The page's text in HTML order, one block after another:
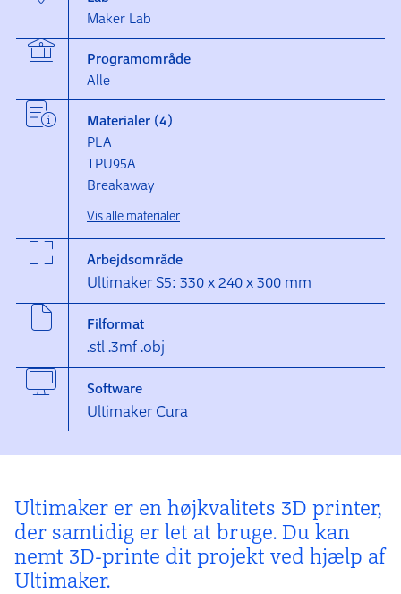
Maker Lab
Programområde
Alle
Materialer (4)
PLA
TPU95A
Breakaway
Vis alle materialer
Arbejdsområde
Ultimaker S5: 330 x 240 x 300 mm
Filformat
.stl .3mf .obj
Software
Ultimaker Cura
Ultimaker er en højkvalitets 3D printer,
der samtidig er let at bruge. Du kan
nemt 3D-printe dit projekt ved hjælp af
Ulti­maker.